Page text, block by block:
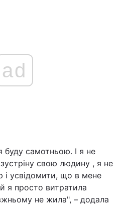
ad
буду самотньою. І я не
свою людину , я не
і усвідомити, що в мене
я просто витратила
не жила", – додала